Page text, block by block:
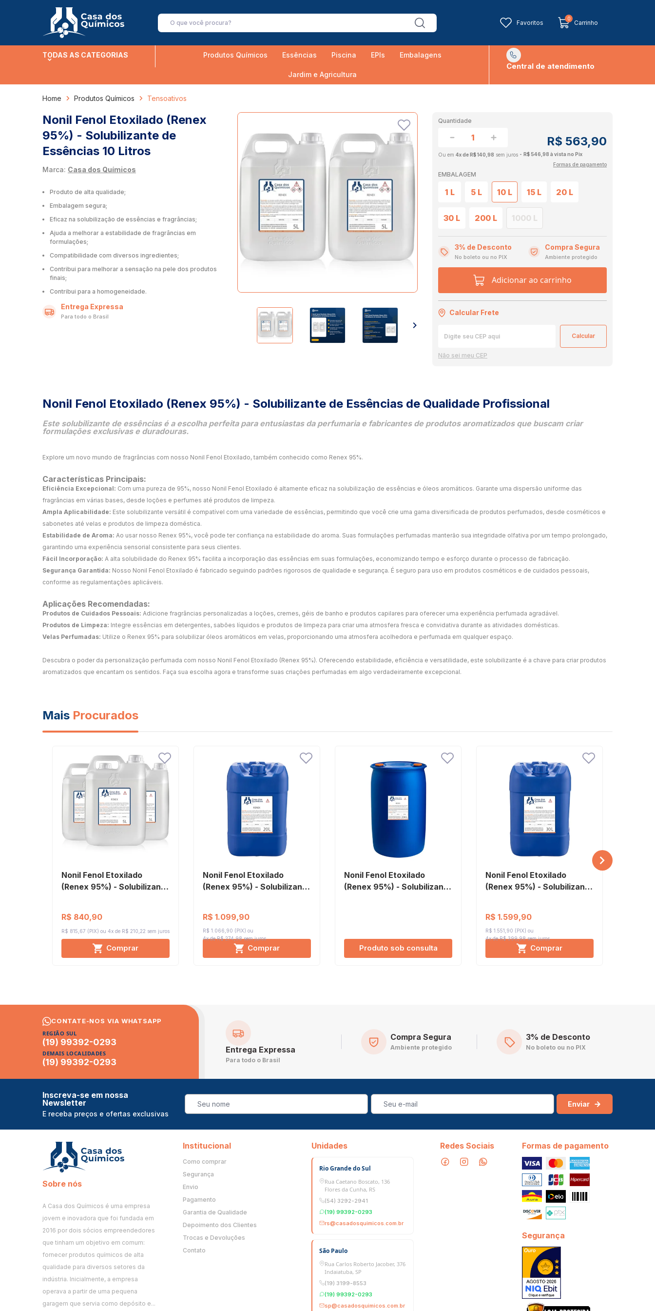
Favoritos
0
Carrinho
TODAS AS CATEGORIAS Produtos Químicos Essências Piscina EPIs Embalagens
Jardim e Agricultura
Central de atendimento
Home Produtos Químicos Tensoativos
Nonil Fenol Etoxilado (Renex
95%) - Solubilizante de
Essências 10 Litros
Marca: Casa dos Químicos
Produto de alta qualidade;
Embalagem segura;
Eficaz na solubilização de essências e fragrâncias;
Ajuda a melhorar a estabilidade de fragrâncias em
formulações;
Compatibilidade com diversos ingredientes;
Contribui para melhorar a sensação na pele dos produtos
finais;
Contribui para a homogeneidade.
Entrega Expressa
Para todo o Brasil
Quantidade
R$ 563,90
4x de R$ 140,98 sem juros
R$ 546,98 à vista no Pix
Formas de pagamento
EMBALAGEM
1 L 5 L 10 L 15 L 20 L
30 L 200 L 1000 L
3% de Desconto
No boleto ou no PIX
Compra Segura
Ambiente protegido
Adicionar ao carrinho
Calcular Frete
Não sei meu CEP
Nonil Fenol Etoxilado (Renex 95%) - Solubilizante de Essências de Qualidade Profissional
Este solubilizante de essências é a escolha perfeita para entusiastas da perfumaria e fabricantes de produtos aromatizados que buscam criar
formulações exclusivas e duradouras.
Explore um novo mundo de fragrâncias com nosso Nonil Fenol Etoxilado, também conhecido como Renex 95%.
Características Principais:
Eficiência Excepcional: Com uma pureza de 95%, nosso Nonil Fenol Etoxilado é altamente eficaz na solubilização de essências e óleos aromáticos. Garante uma dispersão uniforme das
fragrâncias em várias bases, desde loções e perfumes até produtos de limpeza.
Ampla Aplicabilidade: Este solubilizante versátil é compatível com uma variedade de essências, permitindo que você crie uma gama diversificada de produtos perfumados, desde cosméticos e
sabonetes até velas e produtos de limpeza doméstica.
Estabilidade de Aroma: Ao usar nosso Renex 95%, você pode ter confiança na estabilidade do aroma. Suas formulações perfumadas manterão sua integridade olfativa por um tempo prolongado,
garantindo uma experiência sensorial consistente para seus clientes.
Fácil Incorporação: A alta solubilidade do Renex 95% facilita a incorporação das essências em suas formulações, economizando tempo e esforço durante o processo de fabricação.
Segurança Garantida: Nosso Nonil Fenol Etoxilado é fabricado seguindo padrões rigorosos de qualidade e segurança. É seguro para uso em produtos cosméticos e de cuidados pessoais,
conforme as regulamentações aplicáveis.
Aplicações Recomendadas:
Produtos de Cuidados Pessoais: Adicione fragrâncias personalizadas a loções, cremes, géis de banho e produtos capilares para oferecer uma experiência perfumada agradável.
Produtos de Limpeza: Integre essências em detergentes, sabões líquidos e produtos de limpeza para criar uma atmosfera fresca e convidativa durante as atividades domésticas.
Velas Perfumadas: Utilize o Renex 95% para solubilizar óleos aromáticos em velas, proporcionando uma atmosfera acolhedora e perfumada em qualquer espaço.
Descubra o poder da personalização perfumada com nosso Nonil Fenol Etoxilado (Renex 95%). Oferecendo estabilidade, eficiência e versatilidade, este solubilizante é a chave para criar produtos
aromatizados que encantam os sentidos. Faça sua escolha agora e transforme suas criações perfumadas em algo verdadeiramente excepcional.
Mais Procurados
Nonil Fenol Etoxilado
(Renex 95%) - Solubilizante
R$ 840,90
R$ 815,67 (PIX) 4x de R$ 210,22 sem juros
Comprar
Nonil Fenol Etoxilado
(Renex 95%) - Solubilizante
R$ 1.099,90
R$ 1.066,90 (PIX)
4x de R$ 274,98sem juros
Comprar
Nonil Fenol Etoxilado
(Renex 95%) - Solubilizante
Produto sob consulta
Nonil Fenol Etoxilado
(Renex 95%) - Solubilizante
R$ 1.599,90
R$ 1.551,90 (PIX)
4x de R$ 399,98sem juros
Comprar
CONTATE-NOS VIA WHATSAPP
REGIÃO SUL
(19) 99392-0293
DEMAIS LOCALIDADES
(19) 99392-0293
Entrega Expressa
Para todo o Brasil
Compra Segura
Ambiente protegido
3% de Desconto
No boleto ou no PIX
Inscreva-se em nossa
Newsletter
E receba preços e ofertas exclusivas
Enviar
Sobre nós
A Casa dos Químicos é uma empresa
jovem e inovadora que foi fundada em
2016 por dois sócios empreendedores
que tinham um objetivo em comum:
fornecer produtos químicos de alta
qualidade para diversos setores da
indústria. Inicialmente, a empresa
operava a partir de uma pequena
garagem que servia como depósito e...
Institucional
Como comprar
Segurança
Envio
Pagamento
Garantia de Qualidade
Depoimento dos Clientes
Trocas e Devoluções
Contato
Unidades
Rio Grande do Sul
Rua Caetano Boscato, 136
Flores da Cunha, RS
(54) 3292-2941
(19) 99392-0293
rs@casadosquimicos.com.br
São Paulo
Rua Carlos Roberto Jacober, 376
Indaiatuba, SP
(19) 3199-8553
(19) 99392-0293
sp@casadosquimicos.com.br
Redes Sociais Formas de pagamento
Segurança